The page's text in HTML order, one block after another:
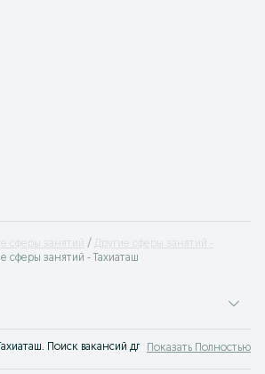
сферы занятий
Другие сферы занятий -
сферы занятий - Тахиаташ
Поиск вакансий для прочих профессий. У
Показать Полностью